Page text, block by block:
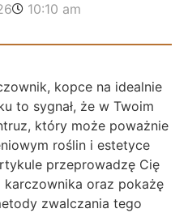
10:10 am
kopce na idealnie
to sygnał, że w Twoim
który może poważnie
roślin i estetyce
przeprowadzę Cię
oraz pokażę
zwalczania tego